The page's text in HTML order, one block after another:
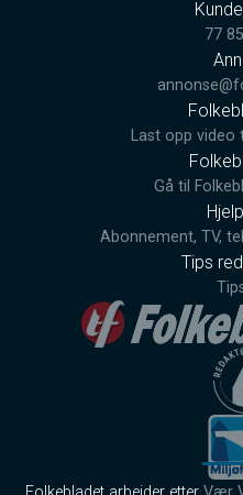
77
Last opp video
Gå til
Abonnement, TV,
Tips